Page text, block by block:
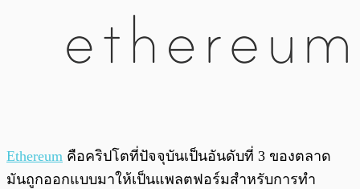
Ethereum คือคริปโตที่ปัจจุบันเป็นอันดับที่ 3 ของตลาด
มันถูกออกแบบมาให้เป็นแพลตฟอร์มสำหรับการทำ